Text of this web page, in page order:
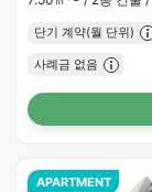
단기 계약(월 단위)
사례금 없음
APARTMENT